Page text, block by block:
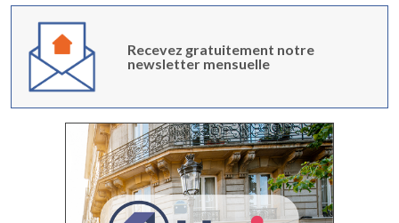
Pourquoi devenir Adhérent
Tarifs Adhésion
Renouveler votre Adhésion
Adhérer en ligne
Infos Services
Agenda / Inscriptions
Recevez gratuitement notre
newsletter mensuelle